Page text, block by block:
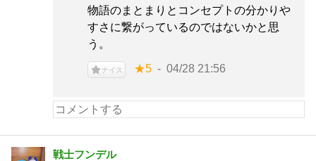
物語のまとまりとコンセプトの分かりや
すさに繋がっているのではないかと思
う。
ナイス ★5 04/28 21:56
戦士フンデル